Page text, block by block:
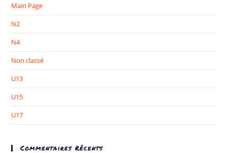
Main Page
N2
N4
Non classé
U13
U15
U17
Commentaires Récents